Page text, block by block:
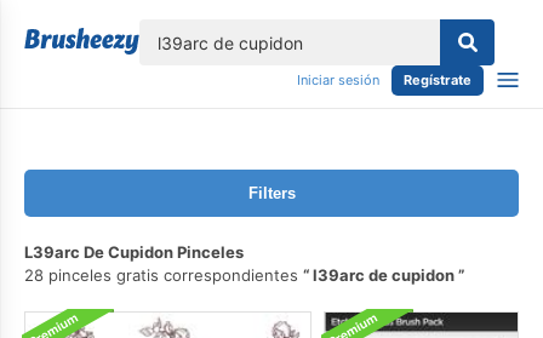
Iniciar sesión Regístrate
Filters
L39arc De Cupidon Pinceles
28 pinceles gratis correspondientes
l39arc de cupidon